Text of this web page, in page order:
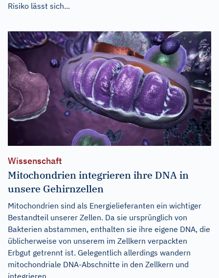
Risiko lässt sich...
Wissenschaft
Mitochondrien integrieren ihre DNA in
unsere Gehirnzellen
Mitochondrien sind als Energielieferanten ein wichtiger
Bestandteil unserer Zellen. Da sie ursprünglich von
Bakterien abstammen, enthalten sie ihre eigene DNA, die
üblicherweise von unserem im Zellkern verpackten
Erbgut getrennt ist. Gelegentlich allerdings wandern
mitochondriale DNA-Abschnitte in den Zellkern und
integrieren...